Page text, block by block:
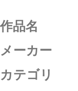
作品名
メーカー
カテゴリ